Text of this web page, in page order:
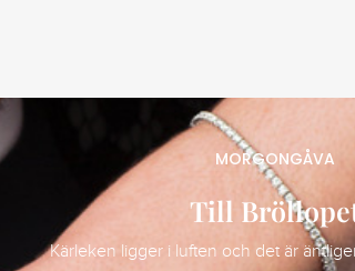
MORGONGÅVA
Till
Kärleken ligger i luften och det är